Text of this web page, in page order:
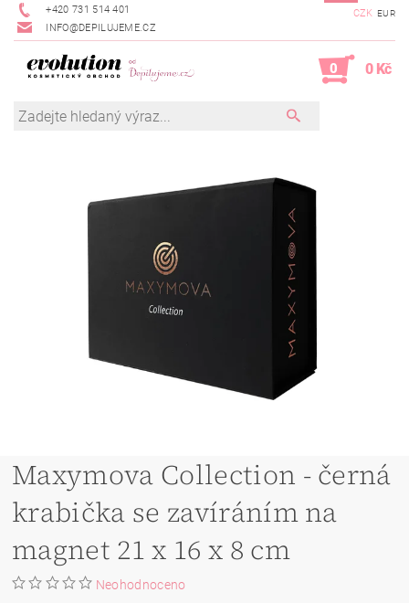
+420 731 514 401
INFO@DEPILUJEME.CZ
CZK EUR
0 0 Kč
Maxymova Collection - černá
krabička se zavíráním na
magnet 21 x 16 x 8 cm
Neohodnoceno